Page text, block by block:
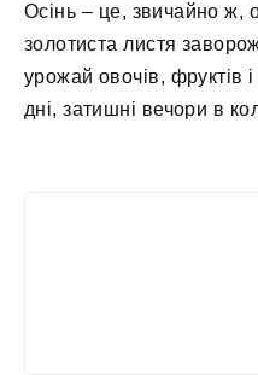
Осінь – це, звичайно ж,
золотиста листя
урожай овочів, фруктів
дні, затишні вечори в